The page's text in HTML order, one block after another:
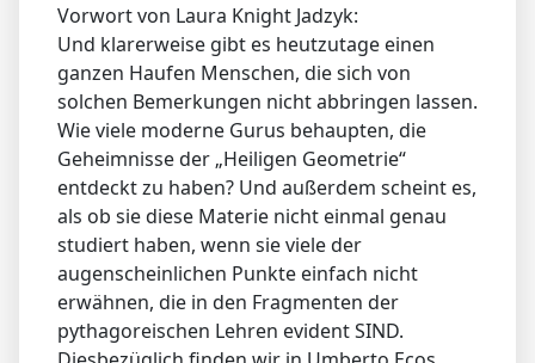
Vorwort von Laura Knight Jadzyk:
Und klarerweise gibt es heutzutage einen
ganzen Haufen Menschen, die sich von
solchen Bemerkungen nicht abbringen lassen.
Wie viele moderne Gurus behaupten, die
Geheimnisse der „Heiligen Geometrie“
entdeckt zu haben? Und außerdem scheint es,
als ob sie diese Materie nicht einmal genau
studiert haben, wenn sie viele der
augenscheinlichen Punkte einfach nicht
erwähnen, die in den Fragmenten der
pythagoreischen Lehren evident SIND.